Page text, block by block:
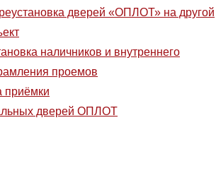
дверей «ОПЛОТ» на другой
наличников и внутреннего
проемов
приёмки
дверей ОПЛОТ